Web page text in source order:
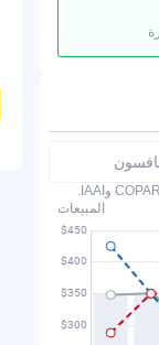
المبيعات